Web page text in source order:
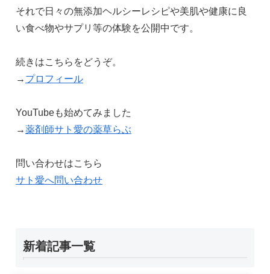
それで日々の無添加ヘルシーレシピや美肌や健康に良
い食べ物やサプリ等の体験を公開中です。
続きはこちらをどうぞ。
→ プロフィール
YouTubeも始めてみました
→薬剤師サト愛の薬草らぶ
問い合わせはこちら
サト愛へ問い合わせ
新着記事一覧